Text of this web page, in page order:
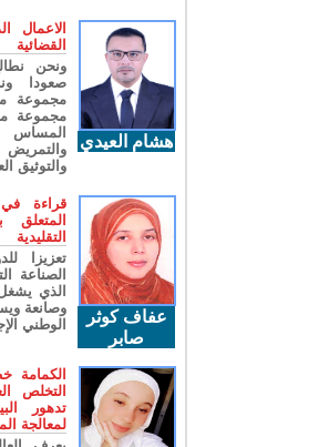
هشام العيدي
الاعمال
القضائية
صعودا
مجموعة
مجموعة من
المساس
والتمريض
والتوثيق
عفاف كوثر
صابر
المتعلق
التقليدية
تعزيزا
الصناعة
وصانعة
الوطني
الكمامة
التخلص
تدهور
لمعالجة